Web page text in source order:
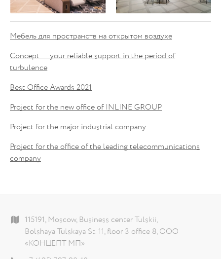
Мебель для пространств на открытом воздухе
Concept — your reliable support in the period of
turbulence
Best Office Awards 2021
Project for the new office of INLINE GROUP
Project for the major industrial company
Project for the office of the leading telecommunications
company
115191, Moscow, Business center Tulskii,
Bolshaya Tulskaya St. 11, floor 3 office 8, ООО
«КОНЦЕПТ МП»